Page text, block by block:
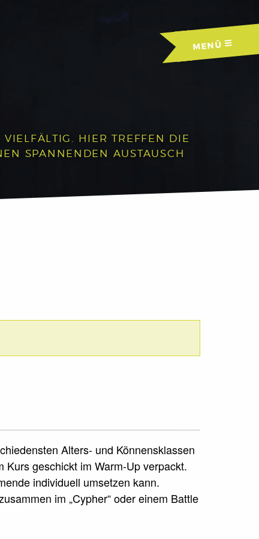
MENÜ
HIER TREFFEN DIE
SPANNENDEN AUSTAUSCH
Alters- und Könnensklassen
geschickt im Warm-Up verpackt.
individuell umsetzen kann.
im „Cypher“ oder einem Battle